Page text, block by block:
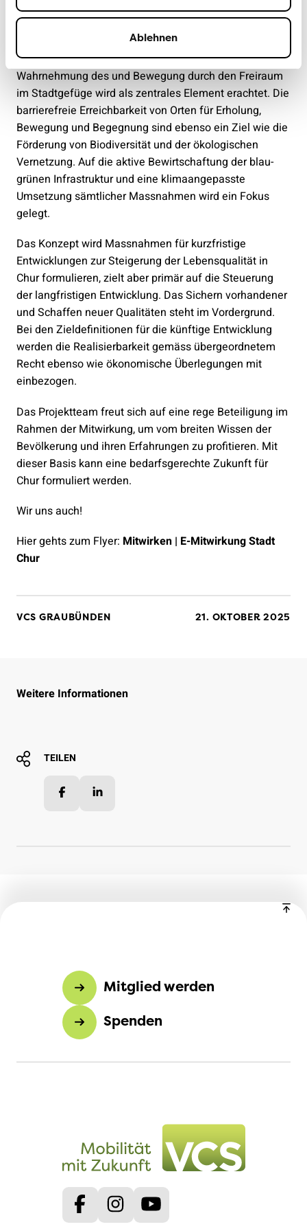
Ablehnen
Projektgruppe aus Mitarbeitenden der Stadtverwaltung
begleitet. Neben den städtebaulichen Fragen werden
auch soziale Aspekte, welche das Zusammenleben und
-arbeiten beeinflussen berücksichtigt. Die
Wahrnehmung des und Bewegung durch den Freiraum
im Stadtgefüge wird als zentrales Element erachtet. Die
barrierefreie Erreichbarkeit von Orten für Erholung,
Bewegung und Begegnung sind ebenso ein Ziel wie die
Förderung von Biodiversität und der ökologischen
Vernetzung. Auf die aktive Bewirtschaftung der blau-
grünen Infrastruktur und eine klimaangepasste
Umsetzung sämtlicher Massnahmen wird ein Fokus
gelegt.
Das Konzept wird Massnahmen für kurzfristige
Entwicklungen zur Steigerung der Lebensqualität in
Chur formulieren, zielt aber primär auf die Steuerung
der langfristigen Entwicklung. Das Sichern vorhandener
und Schaffen neuer Qualitäten steht im Vordergrund.
Bei den Zieldefinitionen für die künftige Entwicklung
werden die Realisierbarkeit gemäss übergeordnetem
Recht ebenso wie ökonomische Überlegungen mit
einbezogen.
Das Projektteam freut sich auf eine rege Beteiligung im
Rahmen der Mitwirkung, um vom breiten Wissen der
Bevölkerung und ihren Erfahrungen zu profitieren. Mit
dieser Basis kann eine bedarfsgerechte Zukunft für
Chur formuliert werden.
Wir uns auch!
Hier gehts zum Flyer: Mitwirken | E-Mitwirkung Stadt
Chur
VCS GRAUBÜNDEN 21. OKTOBER 2025
Weitere Informationen
TEILEN
Facebook
Mitglied werden
Spenden
FacebookInstagram